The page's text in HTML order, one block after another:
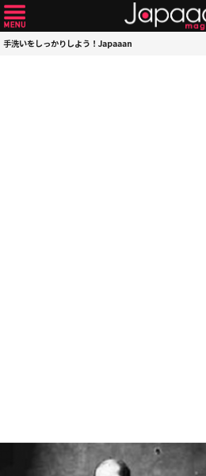
手洗いをしっかりしよう！Japaaan